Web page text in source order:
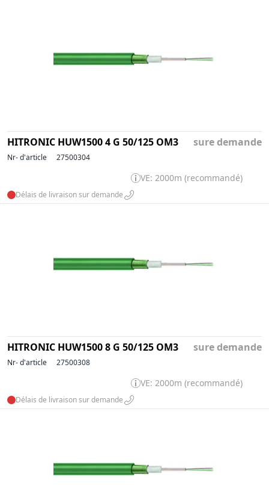
HITRONIC HUW1500 4 G 50/125 OM3 sure demande
Nr- d'article 27500304
VE: 2000m (recommandé)
Délais de livraison sur demande
HITRONIC HUW1500 8 G 50/125 OM3 sure demande
Nr- d'article 27500308
VE: 2000m (recommandé)
Délais de livraison sur demande